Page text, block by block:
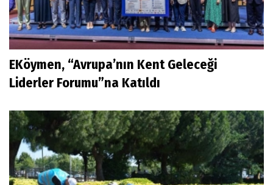
EKöymen, “Avrupa’nın Kent Geleceği
Liderler Forumu”na Katıldı